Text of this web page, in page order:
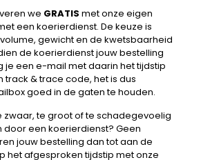
we GRATIS met onze eigen
een koerierdienst. De keuze is
gewicht en de kwetsbaarheid
de koerierdienst jouw bestelling
je een e-mail met daarin het tijdstip
track & trace code, het is dus
goed in de gaten te houden.
zwaar, te groot of te schadegevoelig
door een koerierdienst? Geen
jouw bestelling dan tot aan de
het afgesproken tijdstip met onze